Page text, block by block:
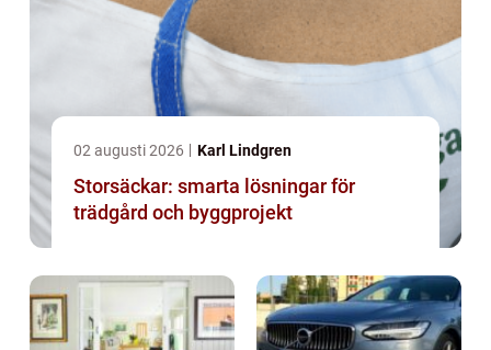
02 augusti 2026 Karl Lindgren
Storsäckar: smarta lösningar för
trädgård och byggprojekt